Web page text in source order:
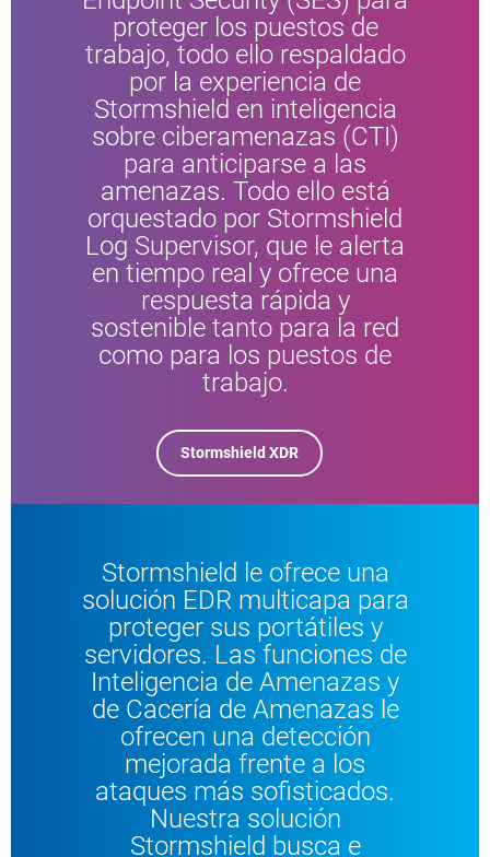
proteger los puestos de
trabajo, todo ello respaldado
por la experiencia de
Stormshield en inteligencia
sobre ciberamenazas (CTI)
para anticiparse a las
amenazas. Todo ello está
orquestado por Stormshield
Log Supervisor, que le alerta
en tiempo real y ofrece una
respuesta rápida y
sostenible tanto para la red
como para los puestos de
trabajo.
Stormshield XDR
Stormshield le ofrece una
solución EDR multicapa para
proteger sus portátiles y
servidores. Las funciones de
Inteligencia de Amenazas y
de Cacería de Amenazas le
ofrecen una detección
mejorada frente a los
ataques más sofisticados.
Nuestra solución
Stormshield busca e